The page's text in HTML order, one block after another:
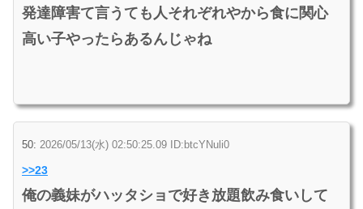
発達障害て言うても人それぞれやから食に関心
高い子やったらあるんじゃね
50: 2026/05/13(水) 02:50:25.09 ID:btcYNuli0
>>23
俺の義妹がハッタショで好き放題飲み食いして